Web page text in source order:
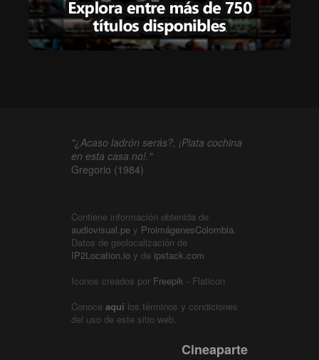
"¿Acaso ladrón serás?, ¡Plata cochina
en esta casa no!."
Gregorio (1984)
Contiene información obtenida de
audiovisual.pe y ProimágenesColombia.
Datos de geolocalización de
IP2Location.io y de ipstack.com
Iconos creados por Freepik - Flaticon
Conoce aquí los términos y condiciones
del uso de este sitio web.
Cineaparte